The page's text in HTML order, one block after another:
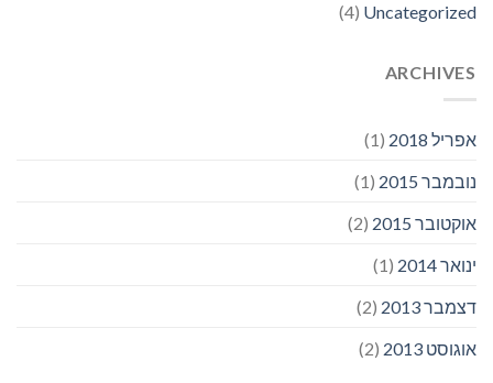
Uncategorized
(4)
ARCHIVES
אפריל 2018
(1)
נובמבר 2015
(1)
אוקטובר 2015
(2)
ינואר 2014
(1)
דצמבר 2013
(2)
אוגוסט 2013
(2)